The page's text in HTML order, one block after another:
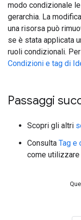
modo condizionale
gerarchia. La
una risorsa può
se è stata applicata
ruoli condizionali.
Condizioni e tag di
Passaggi
Scopri gli altri
Consulta Tag e
come utilizzare